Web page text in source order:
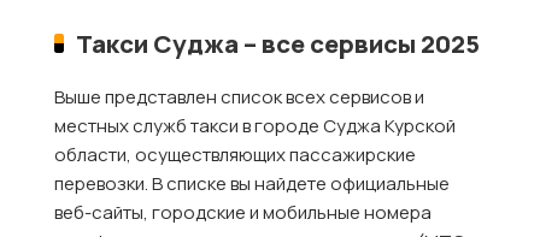
Такси Суджа – все сервисы 2025
Выше представлен список всех сервисов и
местных служб такси в городе Суджа Курской
области, осуществляющих пассажирские
перевозки. В списке вы найдете официальные
веб-сайты, городские и мобильные номера